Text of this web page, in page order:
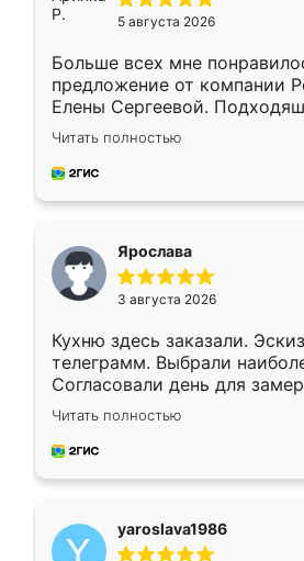
5 августа 2026
Больше всех мне
предложение от компании
Елены Сергеевой.
короткие сроки
для замера сотрудник
предложил по моему эскизу
Читать полностью
Ярослава
3 августа 2026
Кухню здесь заказали.
телеграмм. Выбрали
Согласовали день для
недели кухня была уже
довольны работой. Спасибо
мебель за качественную
Читать полностью
yaroslava1986